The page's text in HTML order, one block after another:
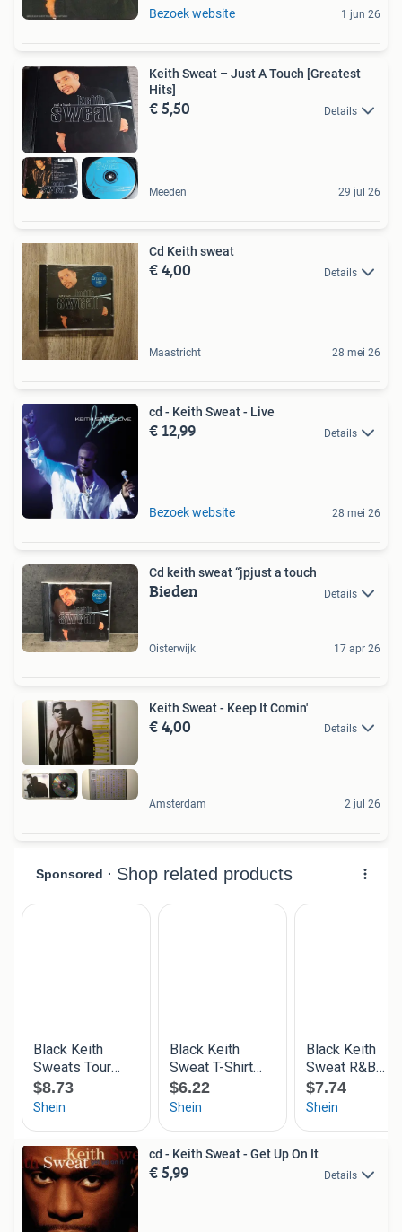
Bezoek website 1 jun 26
Keith Sweat ‎– Just A Touch [Greatest
Hits]
€ 5,50 Details
Meeden 29 jul 26
Cd Keith sweat
€ 4,00 Details
Maastricht 28 mei 26
cd - Keith Sweat - Live
€ 12,99 Details
Bezoek website 28 mei 26
Cd keith sweat “jpjust a touch
Bieden Details
Oisterwijk 17 apr 26
Keith Sweat - Keep It Comin'
€ 4,00 Details
Amsterdam 2 jul 26
cd - Keith Sweat - Get Up On It
€ 5,99 Details